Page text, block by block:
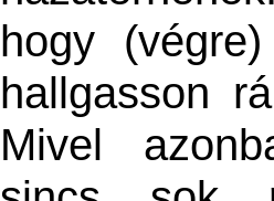
hogy
hallgasson
Mivel